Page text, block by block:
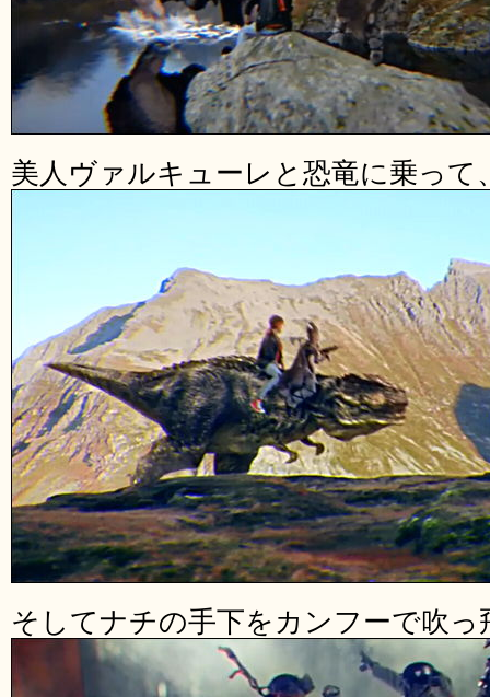
美人ヴァルキューレと恐竜に乗って
そしてナチの手下をカンフーで吹